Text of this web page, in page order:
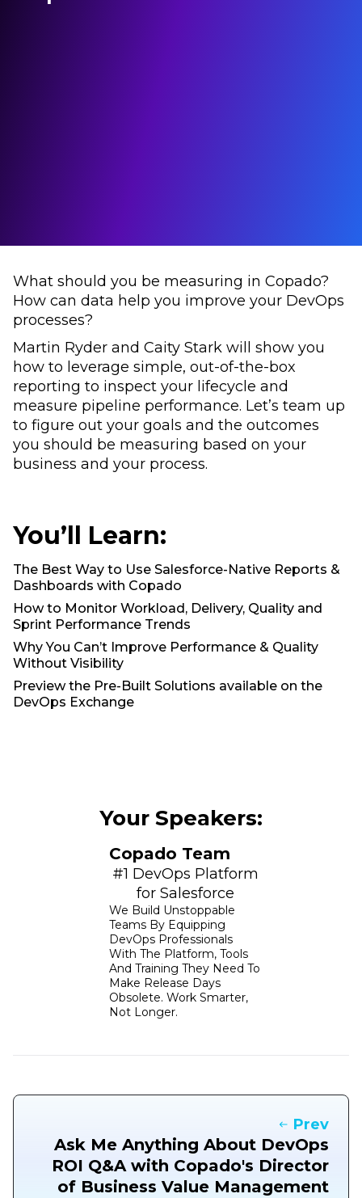
What should you be measuring in Copado?
How can data help you improve your DevOps
processes?
Martin Ryder and Caity Stark will show you
how to leverage simple, out-of-the-box
reporting to inspect your lifecycle and
measure pipeline performance. Let’s team up
to figure out your goals and the outcomes
you should be measuring based on your
business and your process.
You’ll Learn:
The Best Way to Use Salesforce-Native Reports &
Dashboards with Copado
How to Monitor Workload, Delivery, Quality and
Sprint Performance Trends
Why You Can’t Improve Performance & Quality
Without Visibility
Preview the Pre-Built Solutions available on the
DevOps Exchange
Your Speakers:
Copado Team
#1 DevOps Platform
for Salesforce
We Build Unstoppable
Teams By Equipping
DevOps Professionals
With The Platform, Tools
And Training They Need To
Make Release Days
Obsolete. Work Smarter,
Not Longer.
Prev
Ask Me Anything About DevOps
ROI Q&A with Copado's Director
of Business Value Management